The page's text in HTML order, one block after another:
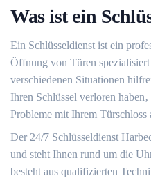
Was ist ein
Ein Schlüsseldienst ist ein
Öffnung von Türen
verschiedenen Situationen
Ihren Schlüssel verloren
Probleme mit Ihrem Türschloss
Der 24/7 Schlüsseldienst
und steht Ihnen rund um die
besteht aus qualifizierten